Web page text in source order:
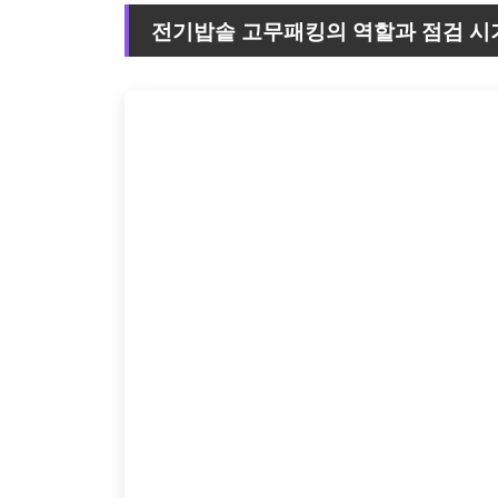
전기밥솥 고무패킹의 역할과 점검 시